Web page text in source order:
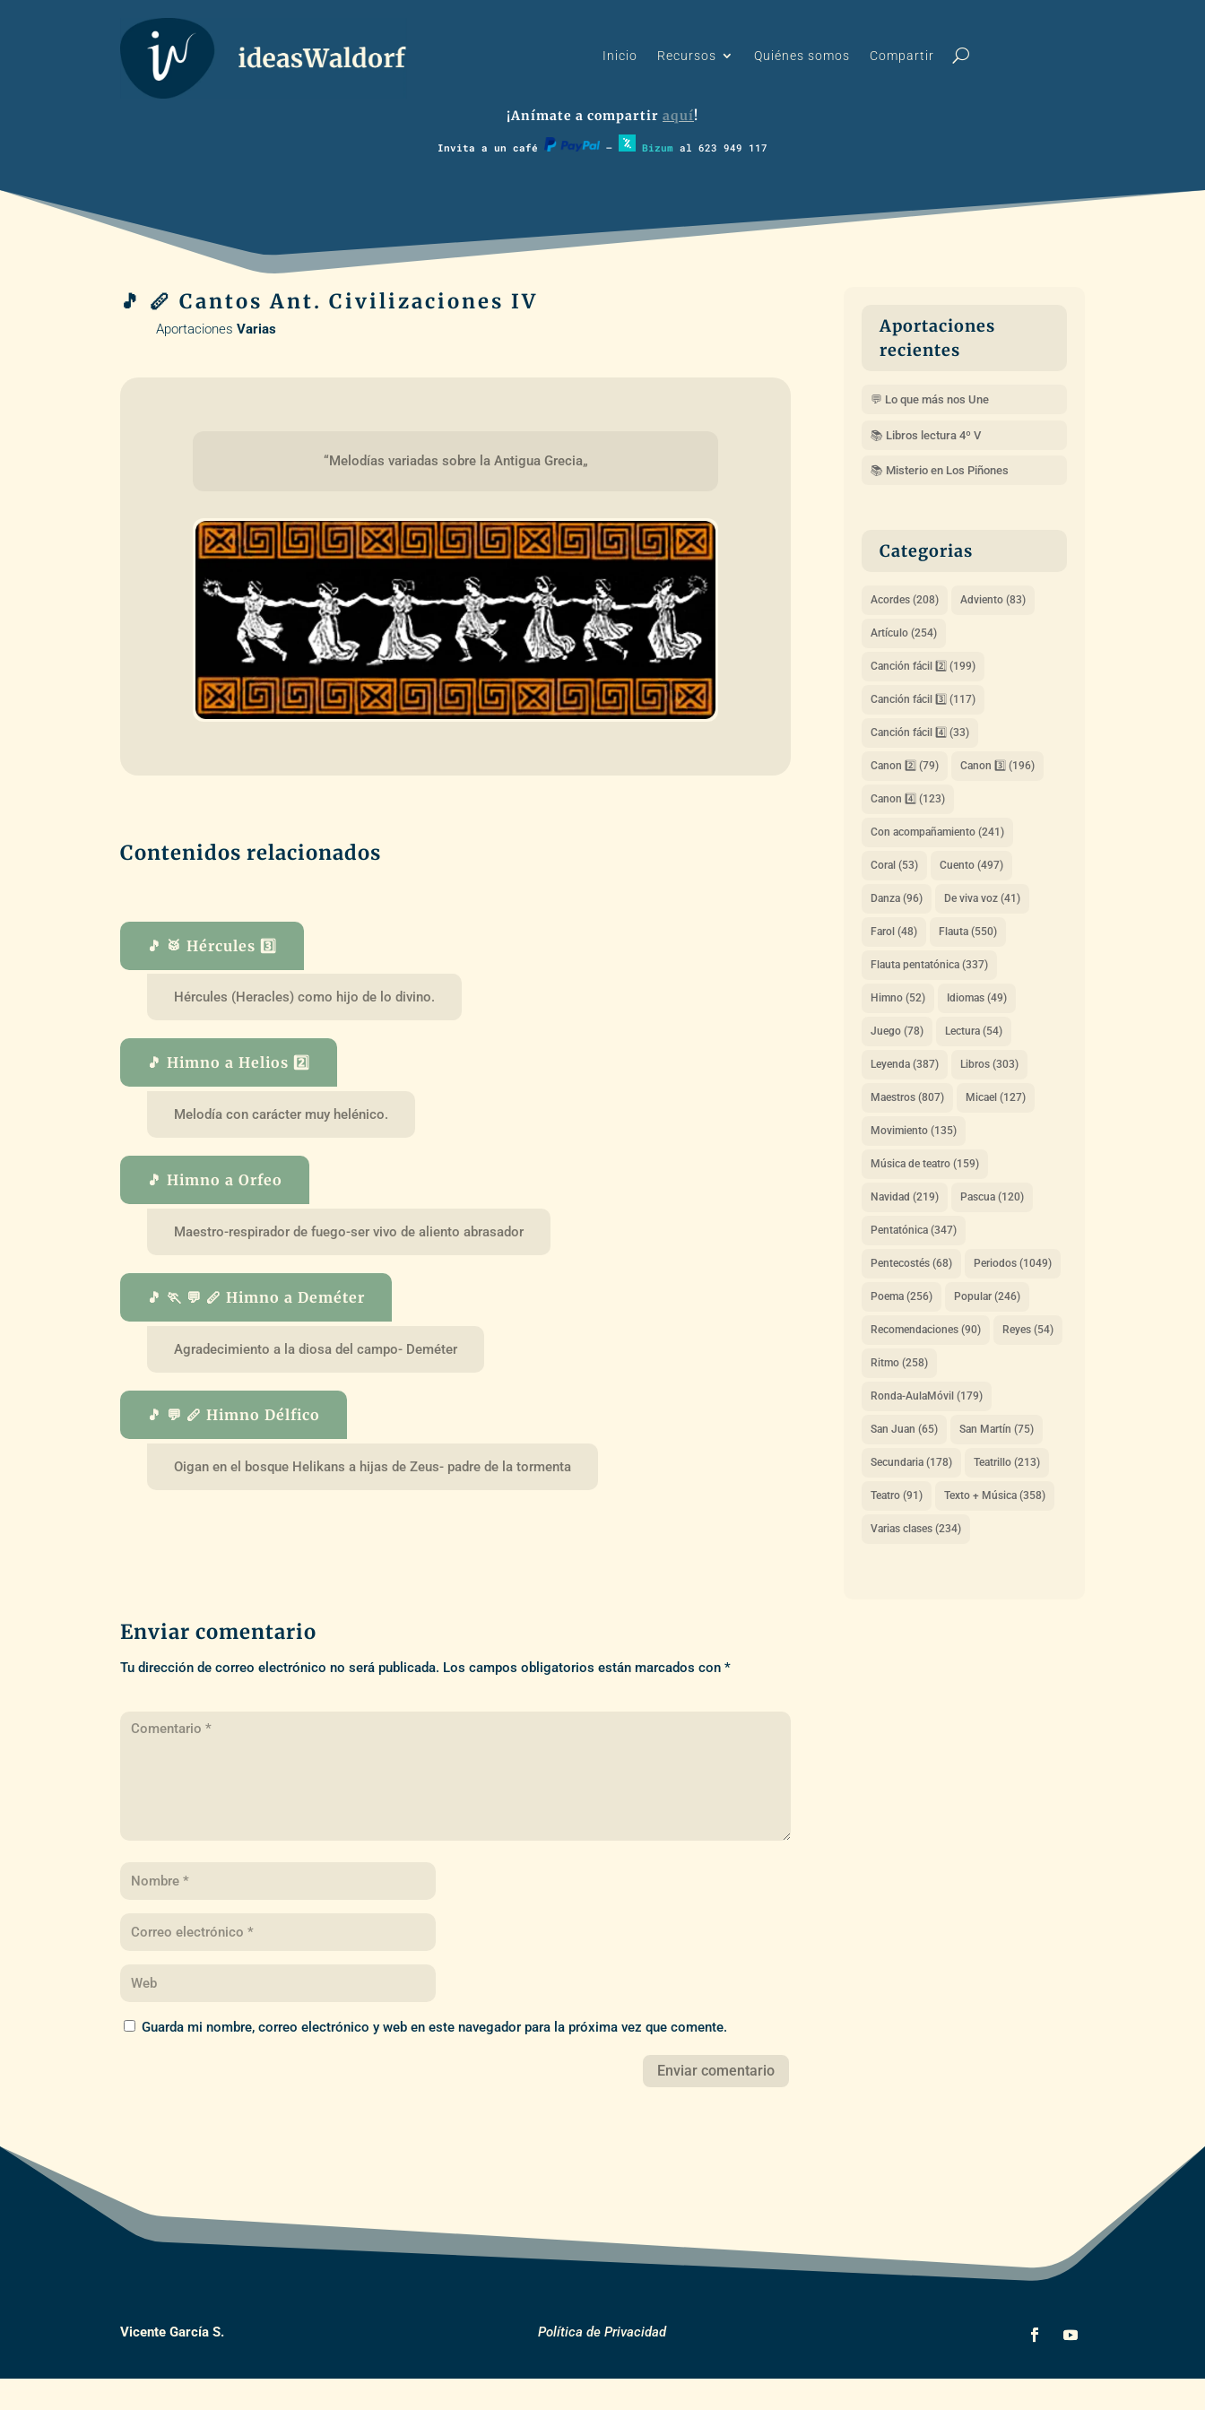
Inicio Recursos Quiénes somos Compartir
¡Anímate a compartir aquí!
Invita a un café – Bizum al 623 949 117
🎵 🪈 Cantos Ant. Civilizaciones IV
AportacionesVarias
“Melodías variadas sobre la Antigua Grecia„
Contenidos relacionados
🎵 🥁 Hércules 3️⃣
Hércules (Heracles) como hijo de lo divino.
🎵 Himno a Helios 2️⃣
Melodía con carácter muy helénico.
🎵 Himno a Orfeo
Maestro-respirador de fuego-ser vivo de aliento abrasador
🎵 🏃 💬 🪈 Himno a Deméter
Agradecimiento a la diosa del campo- Deméter
🎵 💬 🪈 Himno Délfico
Oigan en el bosque Helikans a hijas de Zeus- padre de la tormenta
Enviar comentario
Tu dirección de correo electrónico no será publicada. Los campos obligatorios están marcados con*
Guarda mi nombre, correo electrónico y web en este navegador para la próxima vez que comente.
Aportaciones
recientes
💬 Lo que más nos Une
📚 Libros lectura 4º V
📚 Misterio en Los Piñones
Categorias
Acordes(208) Adviento(83)
Artículo(254)
Canción fácil 2️⃣ (199)
Canción fácil 3️⃣ (117)
Canción fácil 4️⃣ (33)
Canon 2️⃣ (79) Canon 3️⃣ (196)
Canon 4️⃣ (123)
Con acompañamiento(241)
Coral (53) Cuento(497)
Danza(96) De viva voz(41)
Farol (48) Flauta(550)
Flauta pentatónica(337)
Himno(52) Idiomas(49)
Juego(78) Lectura(54)
Leyenda(387) Libros(303)
Maestros(807) Micael (127)
Movimiento(135)
Música de teatro(159)
Navidad (219) Pascua(120)
Pentatónica(347)
Pentecostés(68) Periodos(1049)
Poema(256) Popular(246)
Recomendaciones(90) Reyes(54)
Ritmo(258)
Ronda-AulaMóvil (179)
San Juan (65) San Martín (75)
Secundaria(178) Teatrillo(213)
Teatro(91) Texto + Música(358)
Varias clases(234)
Vicente García S. Política de Privacidad